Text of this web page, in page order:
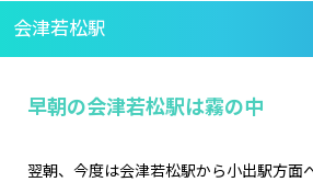
会津若松駅
早朝の会津若松駅は霧の中
翌朝、今度は会津若松駅から小出駅方面